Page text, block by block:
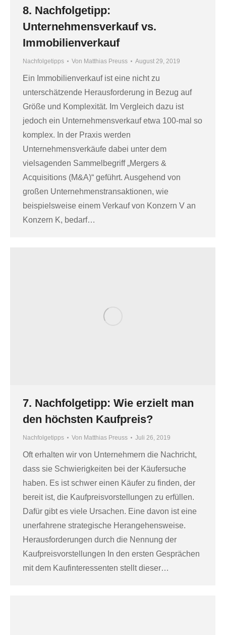
8. Nachfolgetipp:
Unternehmensverkauf vs.
Immobilienverkauf
Nachfolgetipps Von Matthias Preuss August 29, 2019
Ein Immobilienverkauf ist eine nicht zu
unterschätzende Herausforderung in Bezug auf
Größe und Komplexität. Im Vergleich dazu ist
jedoch ein Unternehmensverkauf etwa 100-mal so
komplex. In der Praxis werden
Unternehmensverkäufe dabei unter dem
vielsagenden Sammelbegriff „Mergers &
Acquisitions (M&A)“ geführt. Ausgehend von
großen Unternehmenstransaktionen, wie
beispielsweise einem Verkauf von Konzern V an
Konzern K, bedarf…
7. Nachfolgetipp: Wie erzielt man
den höchsten Kaufpreis?
Nachfolgetipps Von Matthias Preuss Juli 26, 2019
Oft erhalten wir von Unternehmern die Nachricht,
dass sie Schwierigkeiten bei der Käufersuche
haben. Es ist schwer einen Käufer zu finden, der
bereit ist, die Kaufpreisvorstellungen zu erfüllen.
Dafür gibt es viele Ursachen. Eine davon ist eine
unerfahrene strategische Herangehensweise.
Herausforderungen durch die Nennung der
Kaufpreisvorstellungen In den ersten Gesprächen
mit dem Kaufinteressenten stellt dieser…